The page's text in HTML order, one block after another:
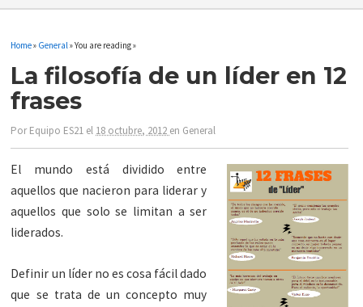
Home» General » You are reading »
La filosofía de un líder en 12
frases
PorEquipo ES21 el 18 octubre, 2012 en General
El mundo está dividido entre
aquellos que nacieron para liderar y
aquellos que solo se limitan a ser
liderados.
Definir un líder no es cosa fácil dado
que se trata de un concepto muy